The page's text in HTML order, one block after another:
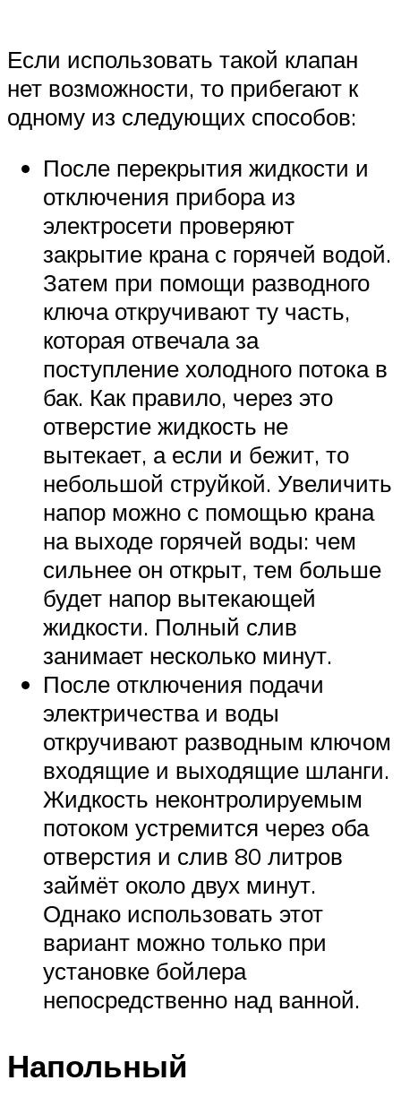
Если использовать такой клапан
нет возможности, то прибегают к
одному из следующих способов:
После перекрытия жидкости и
отключения прибора из
электросети проверяют
закрытие крана с горячей водой.
Затем при помощи разводного
ключа откручивают ту часть,
которая отвечала за
поступление холодного потока в
бак. Как правило, через это
отверстие жидкость не
вытекает, а если и бежит, то
небольшой струйкой. Увеличить
напор можно с помощью крана
на выходе горячей воды: чем
сильнее он открыт, тем больше
будет напор вытекающей
жидкости. Полный слив
занимает несколько минут.
После отключения подачи
электричества и воды
откручивают разводным ключом
входящие и выходящие шланги.
Жидкость неконтролируемым
потоком устремится через оба
отверстия и слив 80 литров
займёт около двух минут.
Однако использовать этот
вариант можно только при
установке бойлера
непосредственно над ванной.
Напольный